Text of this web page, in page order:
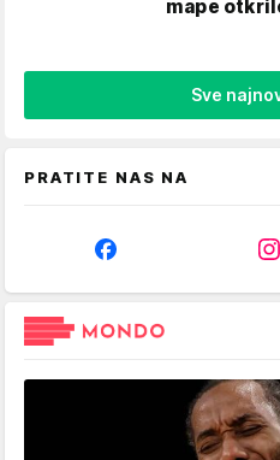
mape
Sve
PRATITE NAS NA